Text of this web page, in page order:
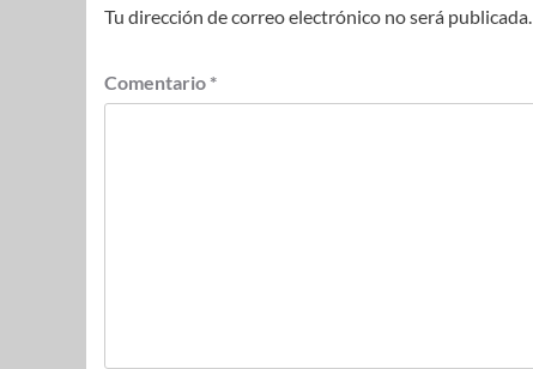
Tu dirección de correo electrónico no será publicada.
Comentario *